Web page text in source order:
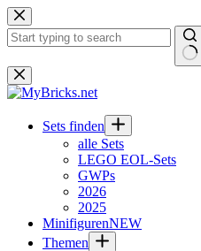
Zum
Inhalt
springen
Keine
Ergebnisse
Sets finden
alle Sets
LEGO EOL-Sets
GWPs
2026
2025
MinifigurenNEW
Themen